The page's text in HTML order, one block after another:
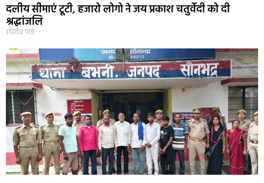
दलीय सीमाएं टूटी, हजारो लोगो ने जय प्रकाश चतुर्वेदी को दी
श्रद्धांजलि
रविदेव पांडे